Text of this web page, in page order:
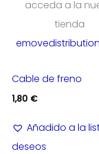
acceda a la
tienda
Cable de freno
1,80 €
Añadido a la
deseos